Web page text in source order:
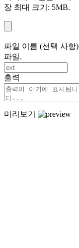
장 최대 크기: 5MB.
파일 이름 (선택 사항)
파일.
출력
미리보기